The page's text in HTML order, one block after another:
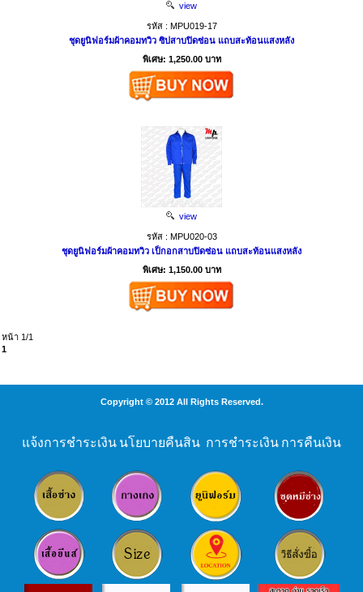
view
รหัส : MPU019-17
ชุดยูนิฟอร์มผ้าคอมทวิว ซิปสาบปิดซ่อน แถบสะท้อนแสงหลัง
พิเศษ: 1,250.00 บาท
view
รหัส : MPU020-03
ชุดยูนิฟอร์มผ้าคอมทวิว เป็กอกสาบปิดซ่อน แถบสะท้อนแสงหลัง
พิเศษ: 1,150.00 บาท
หน้า 1/1
1
Copyright © 2012 All Rights Reserved.
แจ้งการชำระเงิน นโยบายคืนสิน การชำระเงิน การคืนเงิน